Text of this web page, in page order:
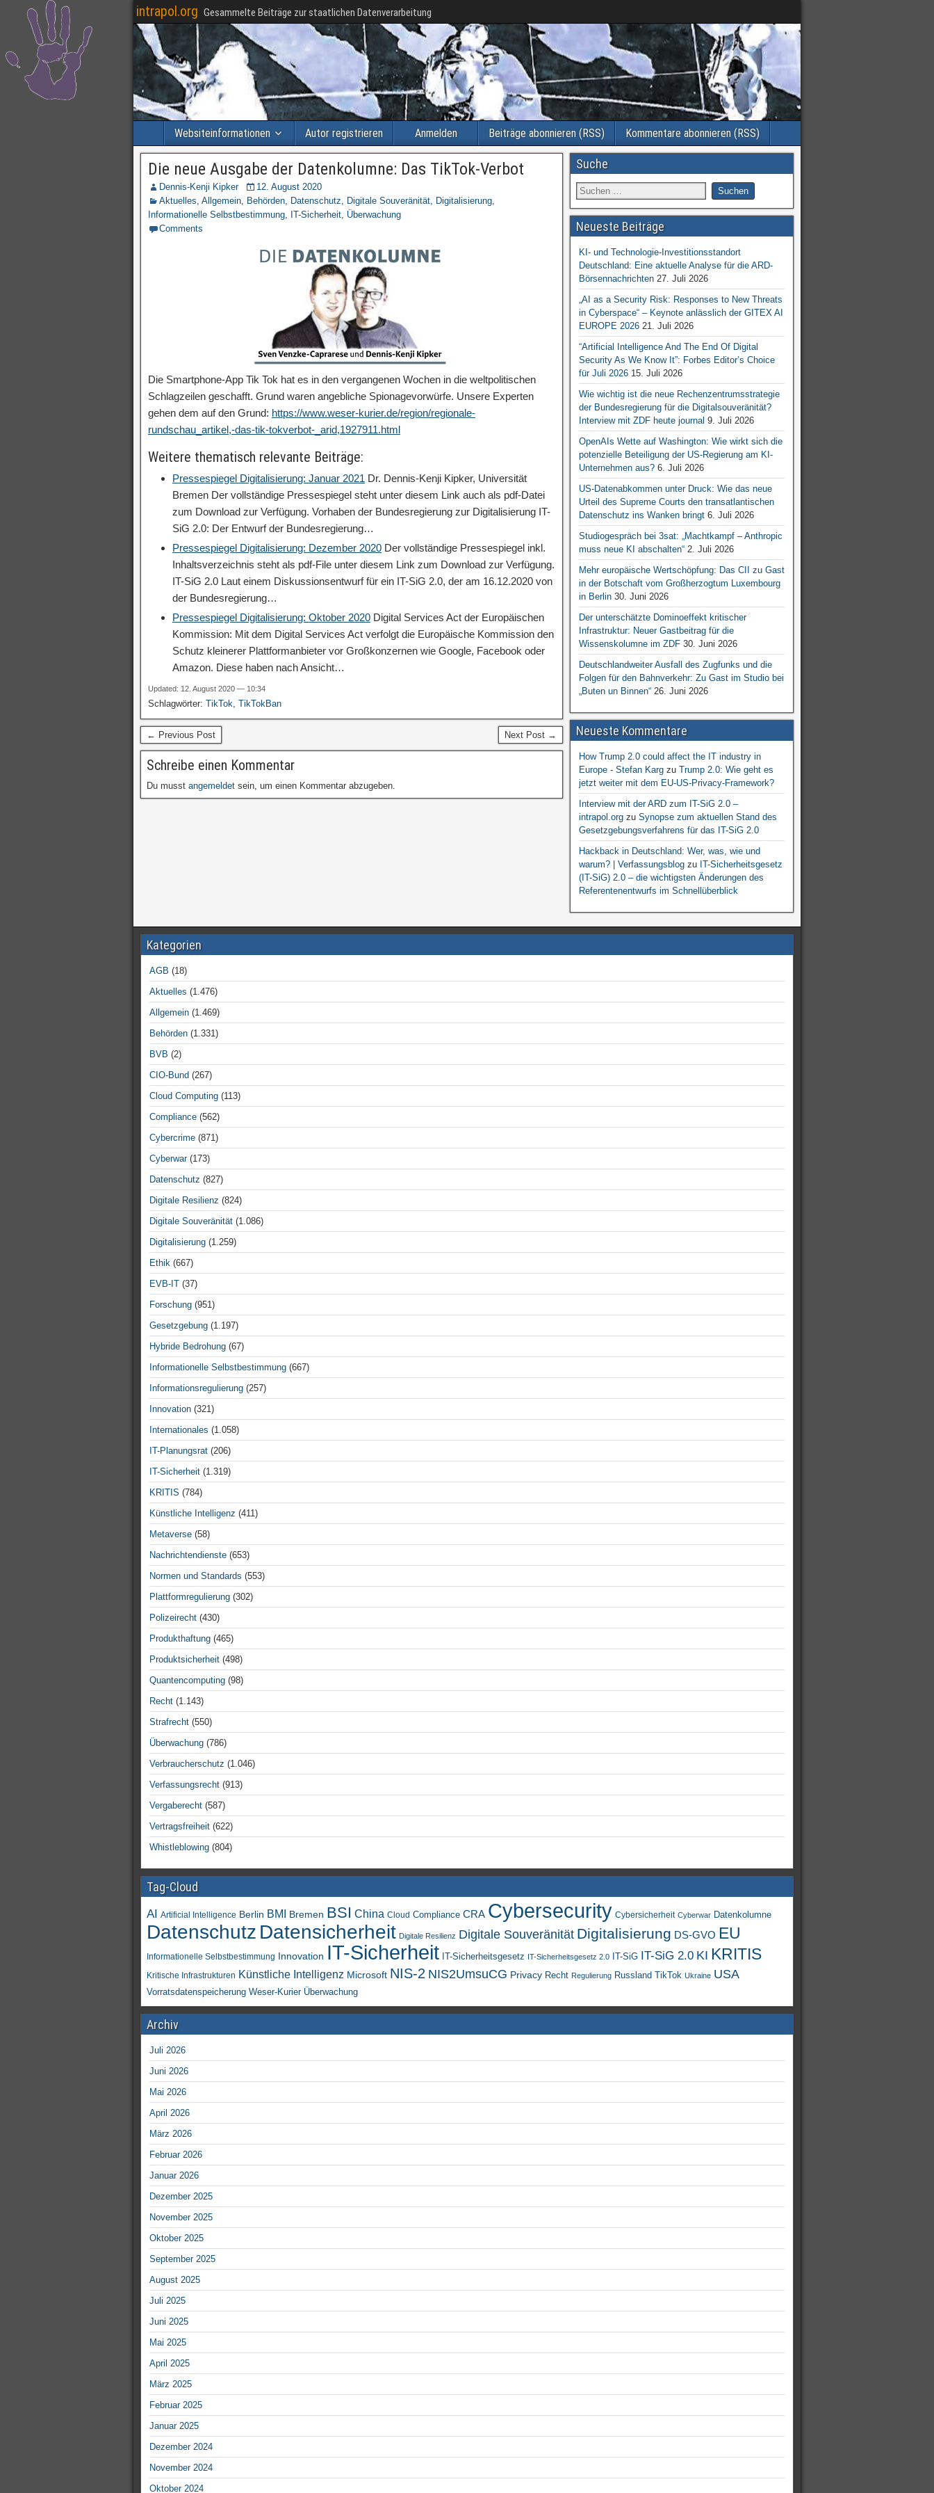
intrapol.org Gesammelte Beiträge zur staatlichen Datenverarbeitung
Websiteinformationen Autor registrieren Anmelden Beiträge abonnieren (RSS) Kommentare abonnieren (RSS)
Die neue Ausgabe der Datenkolumne: Das TikTok-Verbot
Dennis-Kenji Kipker
12. August 2020
Aktuelles, Allgemein, Behörden, Datenschutz, Digitale Souveränität, Digitalisierung,
Informationelle Selbstbestimmung, IT-Sicherheit, Überwachung
Comments
Die Smartphone-App Tik Tok hat es in den vergangenen Wochen in die weltpolitischen
Schlagzeilen geschafft. Grund waren angebliche Spionagevorwürfe. Unsere Experten
gehen dem auf den Grund: https://www.weser-kurier.de/region/regionale-
rundschau_artikel,-das-tik-tokverbot-_arid,1927911.html
Weitere thematisch relevante Beiträge:
Pressespiegel Digitalisierung: Januar 2021 Dr. Dennis-Kenji Kipker, Universität
Bremen Der vollständige Pressespiegel steht unter diesem Link auch als pdf-Datei
zum Download zur Verfügung. Vorhaben der Bundesregierung zur Digitalisierung IT-
SiG 2.0: Der Entwurf der Bundesregierung…
Pressespiegel Digitalisierung: Dezember 2020 Der vollständige Pressespiegel inkl.
Inhaltsverzeichnis steht als pdf-File unter diesem Link zum Download zur Verfügung.
IT-SiG 2.0 Laut einem Diskussionsentwurf für ein IT-SiG 2.0, der am 16.12.2020 von
der Bundesregierung…
Pressespiegel Digitalisierung: Oktober 2020 Digital Services Act der Europäischen
Kommission: Mit dem Digital Services Act verfolgt die Europäische Kommission den
Schutz kleinerer Plattformanbieter vor Großkonzernen wie Google, Facebook oder
Amazon. Diese haben nach Ansicht…
Updated: 12. August 2020 — 10:34
Schlagwörter: TikTok, TikTokBan
← Previous Post Next Post →
Schreibe einen Kommentar
Du musst angemeldet sein, um einen Kommentar abzugeben.
Suche
Neueste Beiträge
KI- und Technologie-Investitionsstandort
Deutschland: Eine aktuelle Analyse für die ARD-
Börsennachrichten 27. Juli 2026
„AI as a Security Risk: Responses to New Threats
in Cyberspace“ – Keynote anlässlich der GITEX AI
EUROPE 2026 21. Juli 2026
“Artificial Intelligence And The End Of Digital
Security As We Know It”: Forbes Editor’s Choice
für Juli 2026 15. Juli 2026
Wie wichtig ist die neue Rechenzentrumsstrategie
der Bundesregierung für die Digitalsouveränität?
Interview mit ZDF heute journal 9. Juli 2026
OpenAIs Wette auf Washington: Wie wirkt sich die
potenzielle Beteiligung der US-Regierung am KI-
Unternehmen aus? 6. Juli 2026
US-Datenabkommen unter Druck: Wie das neue
Urteil des Supreme Courts den transatlantischen
Datenschutz ins Wanken bringt 6. Juli 2026
Studiogespräch bei 3sat: „Machtkampf – Anthropic
muss neue KI abschalten“ 2. Juli 2026
Mehr europäische Wertschöpfung: Das CII zu Gast
in der Botschaft vom Großherzogtum Luxembourg
in Berlin 30. Juni 2026
Der unterschätzte Dominoeffekt kritischer
Infrastruktur: Neuer Gastbeitrag für die
Wissenskolumne im ZDF 30. Juni 2026
Deutschlandweiter Ausfall des Zugfunks und die
Folgen für den Bahnverkehr: Zu Gast im Studio bei
„Buten un Binnen“ 26. Juni 2026
Neueste Kommentare
How Trump 2.0 could affect the IT industry in
Europe - Stefan Kargzu Trump 2.0: Wie geht es
jetzt weiter mit dem EU-US-Privacy-Framework?
Interview mit der ARD zum IT-SiG 2.0 –
intrapol.orgzu Synopse zum aktuellen Stand des
Gesetzgebungsverfahrens für das IT-SiG 2.0
Hackback in Deutschland: Wer, was, wie und
warum? | Verfassungsblogzu IT-Sicherheitsgesetz
(IT-SiG) 2.0 – die wichtigsten Änderungen des
Referentenentwurfs im Schnellüberblick
Kategorien
AGB (18)
Aktuelles (1.476)
Allgemein (1.469)
Behörden (1.331)
BVB (2)
CIO-Bund (267)
Cloud Computing (113)
Compliance (562)
Cybercrime (871)
Cyberwar(173)
Datenschutz (827)
Digitale Resilienz (824)
Digitale Souveränität (1.086)
Digitalisierung (1.259)
Ethik (667)
EVB-IT (37)
Forschung (951)
Gesetzgebung (1.197)
Hybride Bedrohung (67)
Informationelle Selbstbestimmung (667)
Informationsregulierung (257)
Innovation (321)
Internationales (1.058)
IT-Planungsrat (206)
IT-Sicherheit (1.319)
KRITIS (784)
Künstliche Intelligenz (411)
Metaverse (58)
Nachrichtendienste (653)
Normen und Standards (553)
Plattformregulierung (302)
Polizeirecht (430)
Produkthaftung (465)
Produktsicherheit (498)
Quantencomputing (98)
Recht (1.143)
Strafrecht (550)
Überwachung (786)
Verbraucherschutz (1.046)
Verfassungsrecht (913)
Vergaberecht (587)
Vertragsfreiheit (622)
Whistleblowing (804)
Tag-Cloud
AI Artificial Intelligence Berlin BMI Bremen BSI China Cloud Compliance CRA Cybersecurity Cybersicherheit Cyberwar Datenkolumne
Datenschutz Datensicherheit Digitale Resilienz Digitale Souveränität Digitalisierung DS-GVO EU
Informationelle Selbstbestimmung Innovation IT-Sicherheit IT-Sicherheitsgesetz IT-Sicherheitsgesetz 2.0 IT-SiG IT-SiG 2.0 KI KRITIS
Kritische Infrastrukturen Künstliche Intelligenz Microsoft NIS-2 NIS2UmsuCG Privacy Recht Regulierung Russland TikTok Ukraine USA
Vorratsdatenspeicherung Weser-Kurier Überwachung
Archiv
Juli 2026
Juni 2026
Mai 2026
April 2026
März 2026
Februar 2026
Januar 2026
Dezember 2025
November 2025
Oktober 2025
September 2025
August 2025
Juli 2025
Juni 2025
Mai 2025
April 2025
März 2025
Februar 2025
Januar 2025
Dezember 2024
November 2024
Oktober 2024